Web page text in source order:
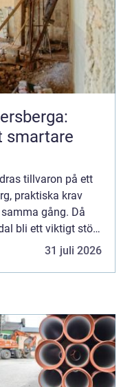
smartare
tillvaron på ett
praktiska krav
gång. Då
bli ett viktigt stöd.
till med allt
31 juli 2026